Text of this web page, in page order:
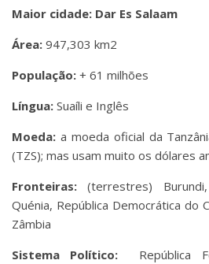
Maior cidade: Dar Es Salaam
Área: 947,303 km2
População: + 61 milhões
Língua: Suaíli e Inglês
Moeda: a moeda oficial da
(TZS); mas usam muito os dólares
Fronteiras: (terrestres)
Quénia, República Democrática do
Zâmbia
Sistema Político:
República